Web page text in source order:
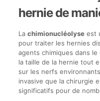
hernie de
La chimionucléolyseest
pour traiter les hernies
agents chimiques dans
la taille de la hernie tout
sur les nerfs
invasive que la chirurgie
significatifs pour de